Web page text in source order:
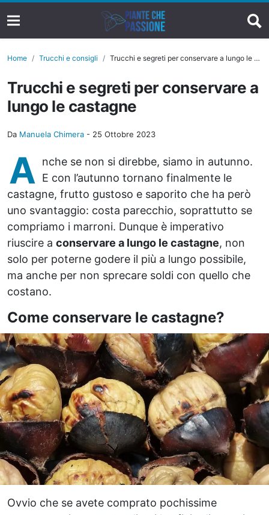
Home Trucchi e consigli Trucchi e segreti per conservare a lungo le castagne
Trucchi e segreti per conservare a
lungo le castagne
Da Manuela Chimera - 25 Ottobre 2023
A
nche se non si direbbe, siamo in autunno.
E con l’autunno tornano finalmente le
castagne, frutto gustoso e saporito che ha però
uno svantaggio: costa parecchio, soprattutto se
compriamo i marroni. Dunque è imperativo
riuscire a conservare a lungo le castagne, non
solo per poterne godere il più a lungo possibile,
ma anche per non sprecare soldi con quello che
costano.
Come conservare le castagne?
Ovvio che se avete comprato pochissime